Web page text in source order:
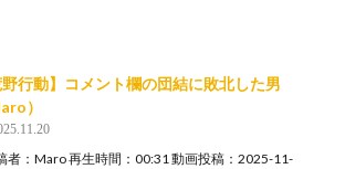
野行動】コメント欄の団結に敗北した男
）
者：Maro 再生時間：00:31 動画投稿：2025-11-